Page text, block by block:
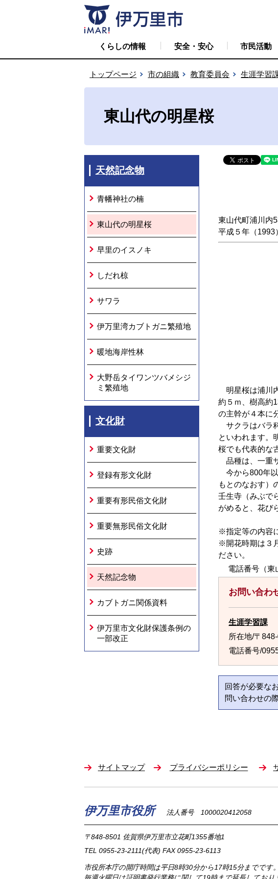
くらしの情報 安全・安心 市民活動
トップページ 市の組織 教育委員会 生涯学習
東山代の明星桜
天然記念物
青幡神社の楠
東山代の明星桜
早里のイスノキ
しだれ椋
サワラ
伊万里湾カブトガニ繁殖地
暖地海岸性林
大野岳タイワンツバメシジ
ミ繁殖地
文化財
重要文化財
登録有形文化財
重要有形民俗文化財
重要無形民俗文化財
史跡
天然記念物
カブトガニ関係資料
伊万里市文化財保護条例の
一部改正
東山代町浦川内
平成５年（1993
明星桜は浦川
約５ｍ、樹高約
の主幹が４本に
サクラはバラ
といわれます。
桜でも代表的な
品種は、一重
今から800年以
もとのなおす）
壬生寺（みぶで
がめると、花び
※指定等の内容
※開花時期は３
ださい。
電話番号（東
お問い合わ
生涯学習課
所在地/〒
電話番号/
回答が必要な
問い合わせの
サイトマップ プライバシーポリシー
伊万里市役所 法人番号 1000020412058
〒848-8501 佐賀県伊万里市立花町1355番地1
TEL 0955-23-2111(代表) FAX 0955-23-6113
市役所本庁の開庁時間は平日8時30分から17時15分までです。